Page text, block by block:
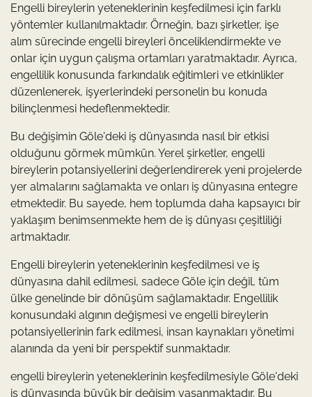
Engelli bireylerin yeteneklerinin keşfedilmesi için farklı
yöntemler kullanılmaktadır. Örneğin, bazı şirketler, işe
alım sürecinde engelli bireyleri önceliklendirmekte ve
onlar için uygun çalışma ortamları yaratmaktadır. Ayrıca,
engellilik konusunda farkındalık eğitimleri ve etkinlikler
düzenlenerek, işyerlerindeki personelin bu konuda
bilinçlenmesi hedeflenmektedir.
Bu değişimin Göle'deki iş dünyasında nasıl bir etkisi
olduğunu görmek mümkün. Yerel şirketler, engelli
bireylerin potansiyellerini değerlendirerek yeni projelerde
yer almalarını sağlamakta ve onları iş dünyasına entegre
etmektedir. Bu sayede, hem toplumda daha kapsayıcı bir
yaklaşım benimsenmekte hem de iş dünyası çeşitliliği
artmaktadır.
Engelli bireylerin yeteneklerinin keşfedilmesi ve iş
dünyasına dahil edilmesi, sadece Göle için değil, tüm
ülke genelinde bir dönüşüm sağlamaktadır. Engellilik
konusundaki algının değişmesi ve engelli bireylerin
potansiyellerinin fark edilmesi, insan kaynakları yönetimi
alanında da yeni bir perspektif sunmaktadır.
engelli bireylerin yeteneklerinin keşfedilmesiyle Göle'deki
iş dünyasında büyük bir değişim yaşanmaktadır. Bu